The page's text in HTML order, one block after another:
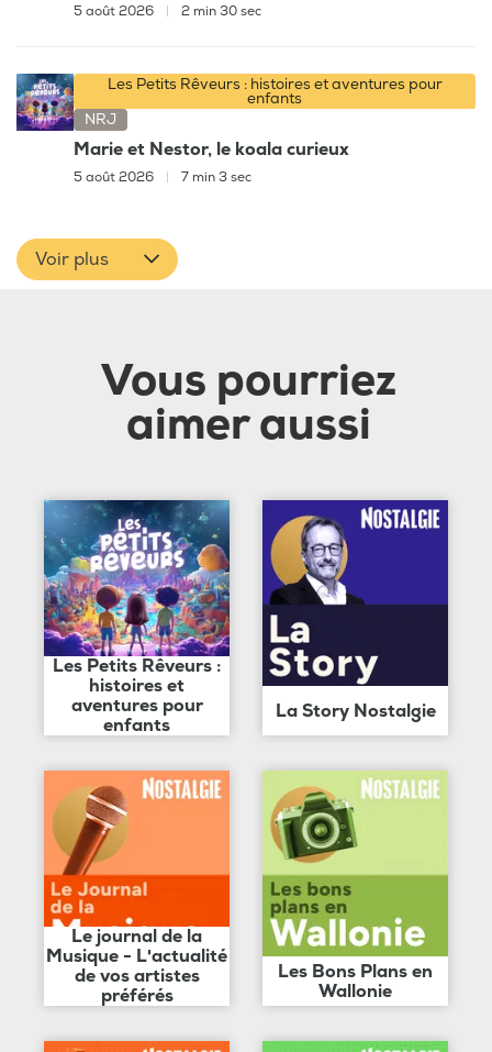
5 août 2026 | 2 min 30 sec
Les Petits Rêveurs : histoires et aventures pour
enfants
NRJ
Marie et Nestor, le koala curieux
5 août 2026 7 min 3 sec
Voir plus
Vous pourriez
aimer aussi
Les Petits Rêveurs :
histoires et
aventures pour
enfants
La Story Nostalgie
Le journal de la
Musique - L'actualité
de vos artistes
préférés
Les Bons Plans en
Wallonie